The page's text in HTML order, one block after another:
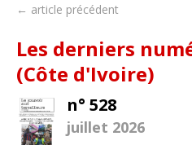
← article précédent
Les derniers
(Côte d'Ivoire)
n° 528
juillet 2026